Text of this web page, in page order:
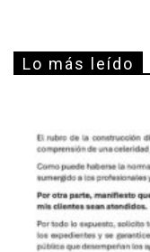
Lo más leído